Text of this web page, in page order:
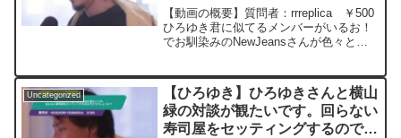
かなぁと願っていますー ひろゆ
き切り抜き 20240522
【動画の概要】質問者：rrreplica ￥500
ひろゆき君に似てるメンバーがいるお！
でお馴染みのNewJeansさんが色々と大
がセットで好きなのでなんとか今まで...
Uncategorized
【ひろゆき】ひろゆきさんと横山
緑の対談が観たいです。回らない
寿司屋をセッティングするのでど